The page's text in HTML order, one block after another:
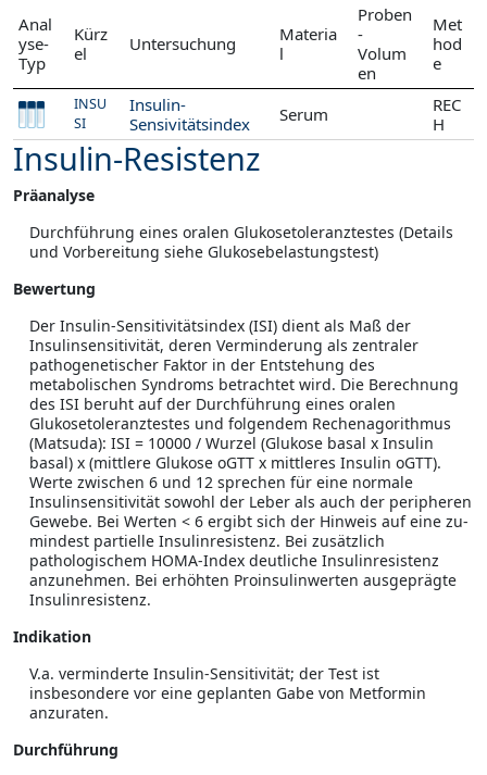
Anal
yse-
Typ
Kürz
el
Untersuchung
Materia
l
Proben
-
Volum
en
Met
hod
e
INSU
SI
Insulin-
Sensivitätsindex
Serum
REC
H
Insulin-Resistenz
Präanalyse
Durchführung eines oralen Glukosetoleranz­testes (Details
und Vorbereitung siehe Glukose­belastungstest)
Bewertung
Der Insulin-Sensitivitätsindex (ISI) dient als Maß der
Insulinsensitivität, deren Verminderung als zentraler
pathogenetischer Faktor in der Entstehung des
metabolischen Syndroms betrachtet wird. Die Berechnung
des ISI beruht auf der Durchführung eines oralen
Glukosetoleranztestes und folgendem Rechenagorithmus
(Matsuda): ISI = 10000 / Wurzel (Glukose basal x Insulin
basal) x (mittlere Glukose oGTT x mittleres Insulin oGTT).
Werte zwischen 6 und 12 sprechen für eine normale
Insulinsensitivität sowohl der Leber als auch der peripheren
Gewebe. Bei Werten < 6 ergibt sich der Hinweis auf eine zu­
mindest partielle Insulinresistenz. Bei zusätzlich
pathologischem HOMA-Index deutliche Insulinresistenz
anzunehmen. Bei erhöhten Proinsulinwerten ausgeprägte
Insulinresistenz.
Indikation
V.a. verminderte Insulin-Sensitivität; der Test ist
insbesondere vor eine geplanten Gabe von Metformin
anzuraten.
Durchführung